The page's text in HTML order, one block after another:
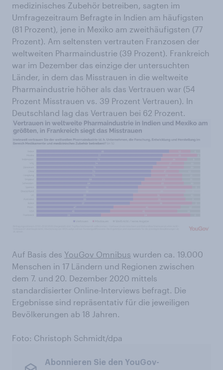
medizinisches Zubehör betreiben, sagten im
Umfragezeitraum Befragte in Indien am häufigsten
(81 Prozent), jene in Mexiko am zweithäufigsten (77
Prozent). Am seltensten vertrauten Franzosen der
weltweiten Pharmaindustrie (39 Prozent). Frankreich
war im Dezember das einzige der untersuchten
Länder, in dem das Misstrauen in die weltweite
Pharmaindustrie höher als das Vertrauen war (54
Prozent Misstrauen vs. 39 Prozent Vertrauen). In
Deutschland lag das Vertrauen bei 62 Prozent.
Auf Basis des YouGov Omnibus wurden ca. 19.000
Menschen in 17 Ländern und Regionen zwischen
dem 7. und 20. Dezember 2020 mittels
standardisierter Online-Interviews befragt. Die
Ergebnisse sind repräsentativ für die jeweiligen
Bevölkerungen ab 18 Jahren.
Foto: Christoph Schmidt/dpa
Abonnieren Sie den YouGov-